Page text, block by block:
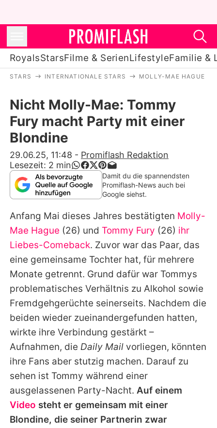
RoyalsStarsFilme & SerienLifestyleFamilie &
Stars
Filme & Serien
Lifestyle
Familie & Liebe
Promiflash Exklusiv
Alle Themen auf Promiflash
Jobs
App runterladen
Team
Redaktionelle Richtlinien
Impressum
Datenschutzerklärung
Nutzungsbedingungen
Utiq verwalten
STARS INTERNATIONALE STARS MOLLY-MAE HAGUE
Nicht Molly-Mae: Tommy
Fury macht Party mit einer
Blondine
29.06.25, 11:48 - Promiflash Redaktion
Lesezeit: 2 min
Damit du die spannendsten
Promiflash-News auch bei
Google siehst.
Anfang Mai dieses Jahres bestätigten Molly-
Mae Hague (26) und Tommy Fury (26) ihr
Liebes-Comeback. Zuvor war das Paar, das
eine gemeinsame Tochter hat, für mehrere
Monate getrennt. Grund dafür war Tommys
problematisches Verhältnis zu Alkohol sowie
Fremdgehgerüchte seinerseits. Nachdem die
beiden wieder zueinandergefunden hatten,
wirkte ihre Verbindung gestärkt –
Aufnahmen, die Daily Mail vorliegen, könnten
ihre Fans aber stutzig machen. Darauf zu
sehen ist Tommy während einer
ausgelassenen Party-Nacht. Auf einem
Video steht er gemeinsam mit einer
Blondine, die seiner Partnerin zwar